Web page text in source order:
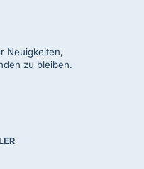
Neuigkeiten,
zu bleiben.